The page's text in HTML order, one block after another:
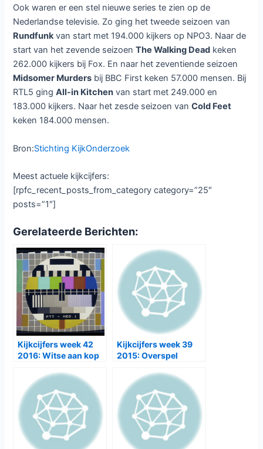
Ook waren er een stel nieuwe series te zien op de
Nederlandse televisie. Zo ging het tweede seizoen van
Rundfunkvan start met 194.000 kijkers op NPO3. Naar de
start van het zevende seizoenThe Walking Dead keken
262.000 kijkers bij Fox. En naar het zeventiende seizoen
Midsomer Murders bij BBC First keken 57.000 mensen. Bij
RTL5 gingAll-in Kitchen van start met 249.000 en
183.000 kijkers. Naar het zesde seizoen vanCold Feet
keken 184.000 mensen.
Bron:Stichting KijkOnderzoek
Meest actuele kijkcijfers:
[rpfc_recent_posts_from_category category=”25″
posts=”1″]
Gerelateerde Berichten:
Kijkcijfers week 42
2016: Witse aan kop
Kijkcijfers week 39
2015: Overspel
begint matig